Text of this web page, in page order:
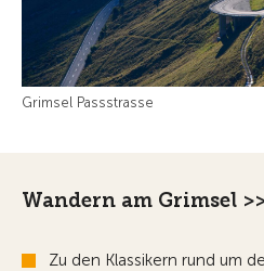
Grimsel Passstrasse
Wandern am Grimsel
Zu den Klassikern rund um